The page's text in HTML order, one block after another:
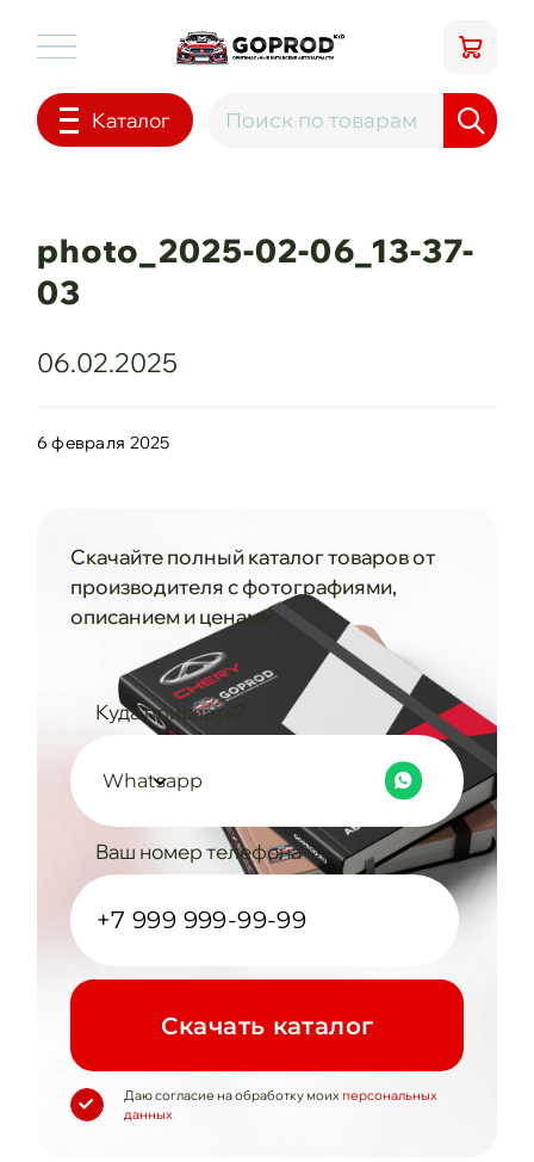
Каталог
photo_2025-02-06_13-37-
03
06.02.2025
6 февраля 2025
Скачайте полный каталог товаров от
производителя с фотографиями,
описанием и ценами
Куда прислать?
Whatsapp
Ваш номер телефона
Cкачать каталог
Даю согласие на обработку моих персональных
данных